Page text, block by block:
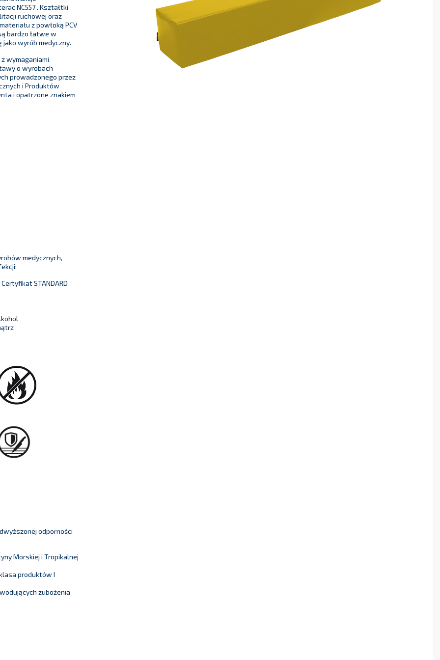
NC557 . Kształtki
ruchowej oraz
z powłoką PCV
bardzo łatwe w
wyrób medyczny.
wymaganiami
o wyrobach
prowadzonego przez
i Produktów
i opatrzone znakiem
medycznych,
STANDARD
odporności
Morskiej i Tropikalnej
produktów I
zubożenia